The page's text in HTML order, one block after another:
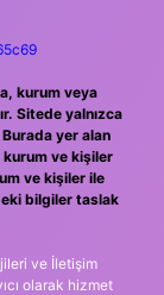
kurum veya
Sitede yalnızca
Burada yer alan
ve kişiler
ve kişiler ile
bilgiler taslak
ve İletişim
olarak hizmet